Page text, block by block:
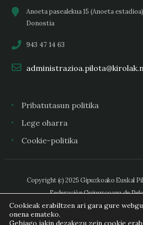
Anoeta pasealekua 15 (Anoeta
Donostia
943 47 14 63
Pribatutasun politika
Lege oharra
Cookie-politika
Copyright (c) 2025 Gipuzkoako Euskal
Federación Guipuzcoana de
Cookieak erabiltzen ari gara gure
onena emateko.
Gehiago jakin dezakezu zein cookie